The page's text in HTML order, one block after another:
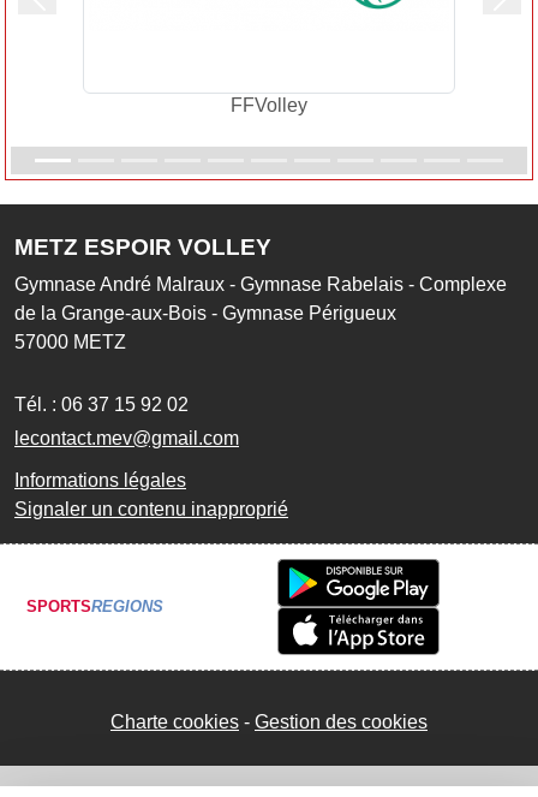
FFVolley
METZ ESPOIR VOLLEY
Gymnase André Malraux - Gymnase Rabelais - Complexe
de la Grange-aux-Bois - Gymnase Périgueux
57000 METZ
Tél. : 06 37 15 92 02
lecontact.mev@gmail.com
Informations légales
Signaler un contenu inapproprié
SPORTSREGIONS
Charte cookies Gestion des cookies